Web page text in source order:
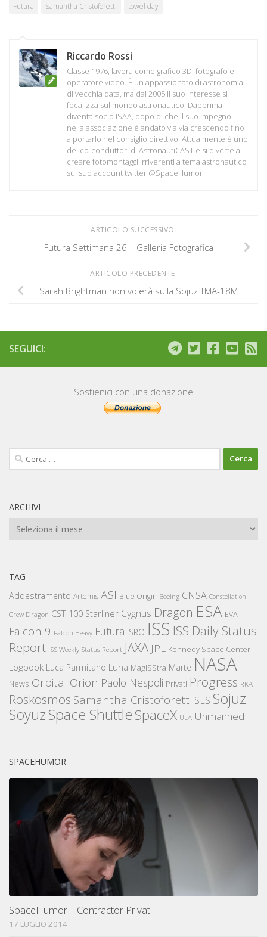
Futura
Samantha Cristoforetti towel day
Riccardo Rossi
Classe 1976, lavora come grafico 3D, fotografo e
operatore video. È un appassionato di astronomia
di vecchia data, ma dal 2005 il suo interesse si
focalizza sul mondo astronautico. Dapprima
diventa socio ISAA, dopo di che il suo impegno
nella associazione è andato via via crescendo fino
a portarlo nel consiglio direttivo. Attualmente è uno
dei co-conduttori di AstronautiCAST e si diverte a
creare fotomontaggi irriverenti a tema astronautico
sul suo account twitter @SpaceHumor
ARTICOLO SUCCESSIVO
Futura Settimana 26 – Galleria Fotografica
ARTICOLO PRECEDENTE
Sarah Brightman non volerà sulla Sojuz TMA-18M
SEGUICI:
Sostienici con una donazione
Ricerca
per:
ARCHIVI
Archivi
TAG
Addestramento Artemis ASI Blue Origin Boeing CNSA Constellation
Crew Dragon CST-100 Starliner Cygnus Dragon ESA EVA
Falcon 9 Falcon Heavy Futura ISRO ISS ISS Daily Status
Report ISS Weekly Status Report JAXA JPL Kennedy Space Center
Logbook Luca Parmitano Luna MagISStra Marte NASA
News Orbital Orion Paolo Nespoli Privati Progress RKA
Roskosmos Samantha Cristoforetti SLS Sojuz
SoyuzSpace ShuttleSpaceX ULA Unmanned
SPACEHUMOR
SpaceHumor – Contractor Privati
17 LUGLIO 2014